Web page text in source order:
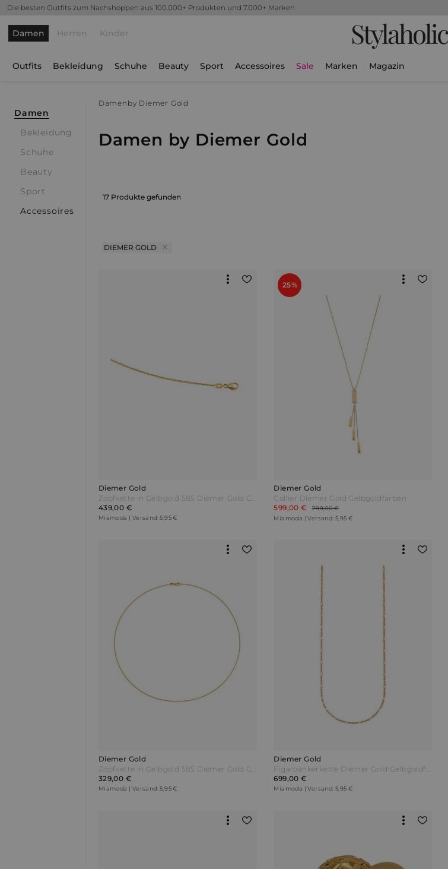
Die besten Outfits zum Nachshoppen aus 100.000+ Produkten und 7.000+ Marken
Damen Herren Kinder Stylaholic
Outfits Bekleidung Schuhe Beauty Sport Accessoires Sale Marken Magazin
Damen
Bekleidung
Schuhe
Beauty
Sport
Accessoires
Damen by Diemer Gold
Damen by Diemer Gold
17 Produkte gefunden
DIEMER GOLD
Diemer Gold
Zopfkette in Gelbgold 585 Diemer Gold Gelb
439,00 €
Miamoda | Versand: 5,95 €
25%
Diemer Gold
Collier Diemer Gold Gelbgoldfarben
599,00 €
799,00 €
Miamoda | Versand: 5,95 €
Diemer Gold
Zopfkette in Gelbgold 585 Diemer Gold Gelb
329,00 €
Miamoda | Versand: 5,95 €
Diemer Gold
Figaroankerkette Diemer Gold Gelbgoldfarben
699,00 €
Miamoda | Versand: 5,95 €